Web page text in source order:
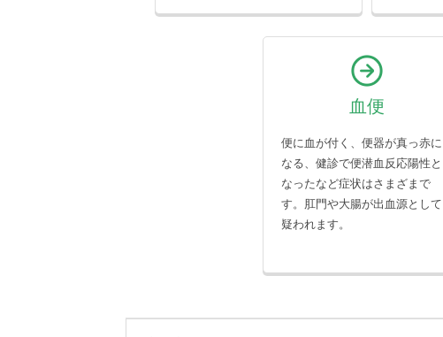
血便
便に血が付く、便器が真っ赤に
なる、健診で便潜血反応陽性と
なったなど症状はさまざまで
す。肛門や大腸が出血源として
疑われます。